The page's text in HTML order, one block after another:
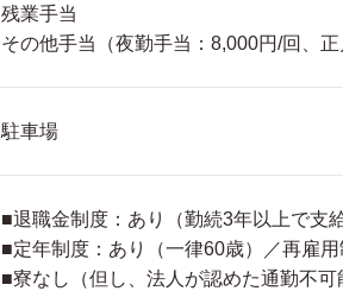
残業手当
その他手当（夜勤手当：8,000円/回、
駐車場
■退職金制度：あり（勤続3年以上で支給
■定年制度：あり（一律60歳）／再雇用
■寮なし（但し、法人が認めた通勤不